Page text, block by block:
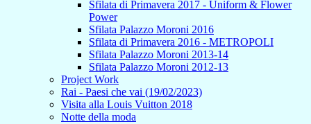
Sfilata di Primavera 2017 - Uniform & Flower
Power
Sfilata Palazzo Moroni 2016
Sfilata di Primavera 2016 - METROPOLI
Sfilata Palazzo Moroni 2013-14
Sfilata Palazzo Moroni 2012-13
Project Work
Rai - Paesi che vai (19/02/2023)
Visita alla Louis Vuitton 2018
Notte della moda